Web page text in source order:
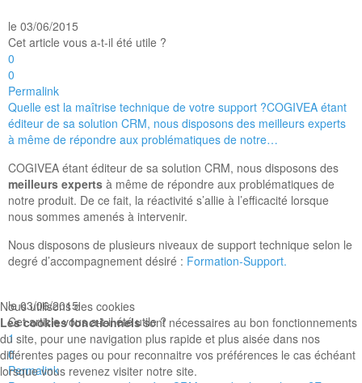
le 03/06/2015
Cet article vous a-t-il été utile ?
0
0
Permalink
Quelle est la maîtrise technique de votre support ?COGIVEA étant
éditeur de sa solution CRM, nous disposons des meilleurs experts
à même de répondre aux problématiques de notre…
COGIVEA étant éditeur de sa solution CRM, nous disposons des
meilleurs experts à même de répondre aux problématiques de
notre produit. De ce fait, la réactivité s’allie à l’efficacité lorsque
nous sommes amenés à intervenir.
Nous disposons de plusieurs niveaux de support technique selon le
degré d’accompagnement désiré : Formation-Support.
le 03/06/2015
Cet article vous a-t-il été utile ?
1
0
Permalink
Nous utilisons des cookies
Les cookies fonctionnelssont nécessaires au bon fonctionnements
du site, pour une navigation plus rapide et plus aisée dans nos
différentes pages ou pour reconnaitre vos préférences le cas échéant
lorsque vous revenez visiter notre site.